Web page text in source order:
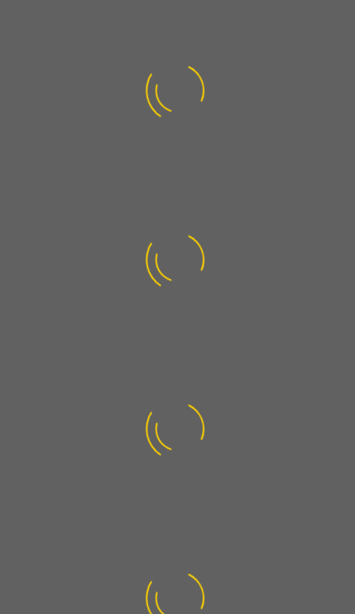
Über 50 Hausverwaltungen
Über 80 Hotels in Betreuung
Über 250 produzierende Betriebe